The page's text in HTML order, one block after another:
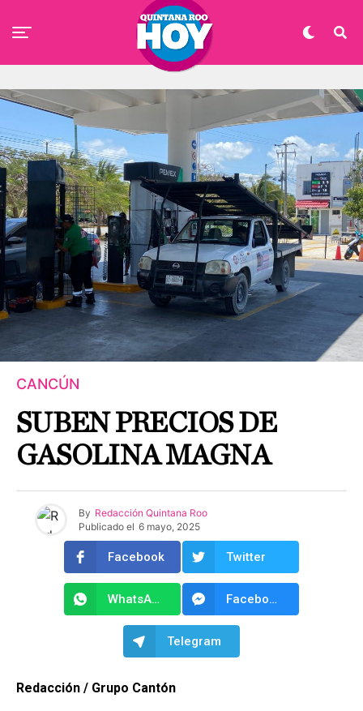
CANCÚN
SUBEN PRECIOS DE
GASOLINA MAGNA
By Redacción Quintana Roo
Publicado el 6 mayo, 2025
Facebook Twitter
WhatsApp Facebook Messenger
Telegram
Redacción / Grupo Cantón